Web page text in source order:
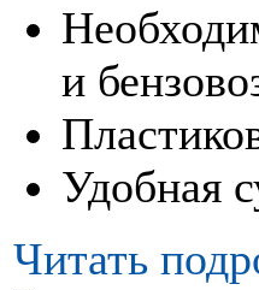
и
Удобная
Читать